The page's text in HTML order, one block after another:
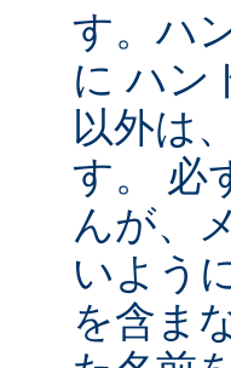
す。ハ
に ハン
以外は
す。 必
んが、
いよう
を含ま